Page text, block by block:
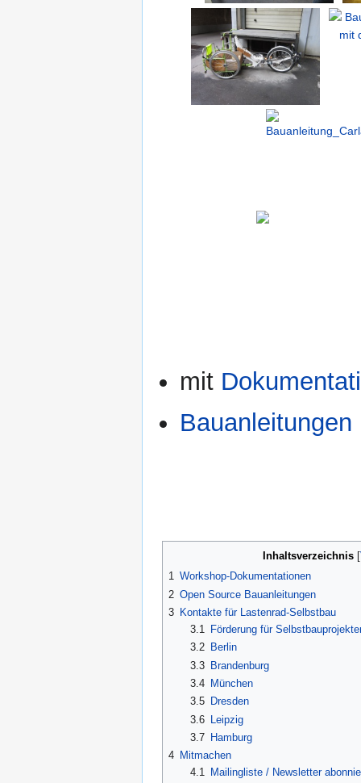
Hecklader
mit
mit
Bauanleitungen
Inhaltsverzeichnis
1 Workshop-Dokumentationen
2 Open Source Bauanleitungen
3 Kontakte für Lastenrad-Selbstbau
3.1
Förderung für
3.2
Berlin
3.3 Brandenburg
3.4
München
3.5
Dresden
3.6 Leipzig
3.7
Hamburg
4 Mitmachen
4.1
Mailingliste / Newsletter